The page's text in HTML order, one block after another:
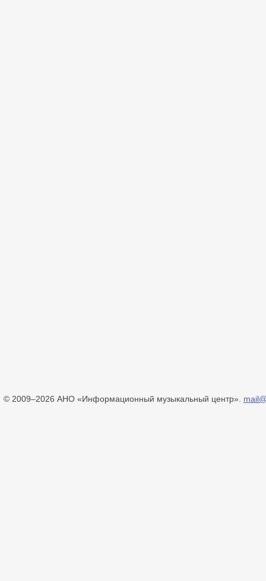
© 2009–2026 АНО «Информационный музыкальный центр».